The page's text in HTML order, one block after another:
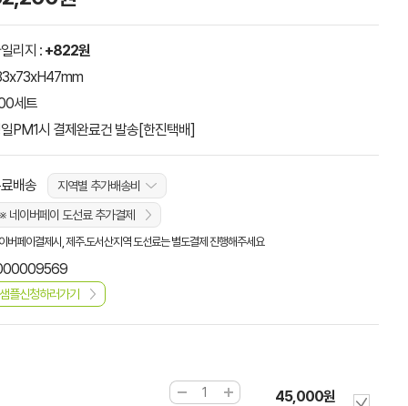
리지 : +822원
세트
PM1시 결제완료건 발송[한진택배]
배송
지역별 추가배송비
※ 네이버페이 도선료 추가결제
버페이결제시, 제주.도서산지역 도선료는 별도결제 진행해주세요
샘플신청하러가기
45,000원